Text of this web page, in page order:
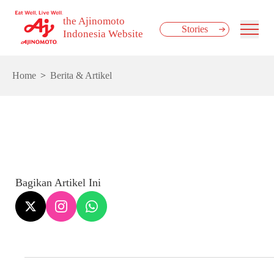
the Ajinomoto
Indonesia Website
Stories
Home Berita & Artikel
Bagikan Artikel Ini